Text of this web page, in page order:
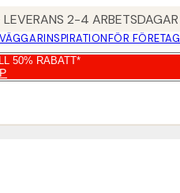
2-4 ARBETSDAGAR
INSPIRATIONFÖR FÖRETAG
50% RABATT*